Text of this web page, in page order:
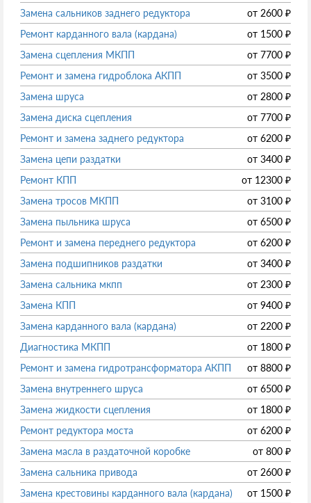
Замена сальников заднего редуктора
от 2600 ₽
Ремонт карданного вала (кардана)
от 1500 ₽
Замена сцепления МКПП
от 7700 ₽
Ремонт и замена гидроблока АКПП
от 3500 ₽
Замена шруса
от 2800 ₽
Замена диска сцепления
от 7700 ₽
Ремонт и замена заднего редуктора
от 6200 ₽
Замена цепи раздатки
от 3400 ₽
Ремонт КПП
от 12300 ₽
Замена тросов МКПП
от 3100 ₽
Замена пыльника шруса
от 6500 ₽
Ремонт и замена переднего редуктора
от 6200 ₽
Замена подшипников раздатки
от 3400 ₽
Замена сальника мкпп
от 2300 ₽
Замена КПП
от 9400 ₽
Замена карданного вала (кардана)
от 2200 ₽
Диагностика МКПП
от 1800 ₽
Ремонт и замена гидротрансформатора АКПП
от 8800 ₽
Замена внутреннего шруса
от 6500 ₽
Замена жидкости сцепления
от 1800 ₽
Ремонт редуктора моста
от 6200 ₽
Замена масла в раздаточной коробке
от 800 ₽
Замена сальника привода
от 2600 ₽
Замена крестовины карданного вала (кардана)
от 1500 ₽